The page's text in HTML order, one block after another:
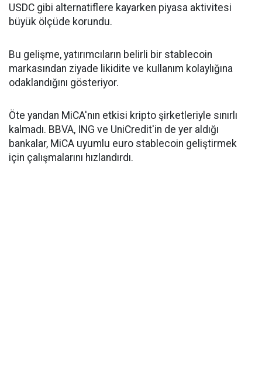
USDC gibi alternatiflere kayarken piyasa aktivitesi
büyük ölçüde korundu.
Bu gelişme, yatırımcıların belirli bir stablecoin
markasından ziyade likidite ve kullanım kolaylığına
odaklandığını gösteriyor.
Öte yandan MiCA'nın etkisi kripto şirketleriyle sınırlı
kalmadı. BBVA, ING ve UniCredit'in de yer aldığı
bankalar, MiCA uyumlu euro stablecoin geliştirmek
için çalışmalarını hızlandırdı.